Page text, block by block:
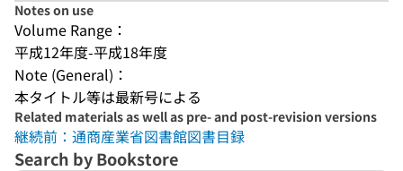
Notes on use
Volume Range：
平成12年度-平成18年度
Note (General)：
本タイトル等は最新号による
Related materials as well as pre- and post-revision versions
継続前：通商産業省図書館図書目録
Search by Bookstore